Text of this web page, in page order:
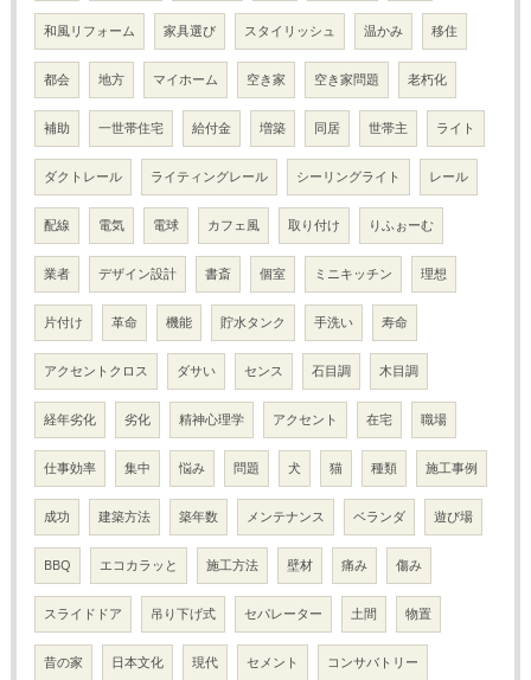
和風リフォーム 家具選び スタイリッシュ 温かみ 移住
都会 地方 マイホーム 空き家 空き家問題 老朽化
補助 一世帯住宅 給付金 増築 同居 世帯主 ライト
ダクトレール ライティングレール シーリングライト レール
配線 電気 電球 カフェ風 取り付け りふぉーむ
業者 デザイン設計 書斎 個室 ミニキッチン 理想
片付け 革命 機能 貯水タンク 手洗い 寿命
アクセントクロス ダサい センス 石目調 木目調
経年劣化 劣化 精神心理学 アクセント 在宅 職場
仕事効率 集中 悩み 問題 犬 猫 種類 施工事例
成功 建築方法 築年数 メンテナンス ベランダ 遊び場
BBQ エコカラッと 施工方法 壁材 痛み 傷み
スライドドア 吊り下げ式 セパレーター 土間 物置
昔の家 日本文化 現代 セメント コンサバトリー